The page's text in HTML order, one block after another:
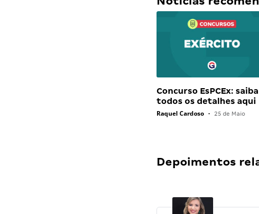
Concurso EsPCEx: saiba
todos os detalhes aqui
Raquel Cardoso • 25 de Maio
Depoimentos